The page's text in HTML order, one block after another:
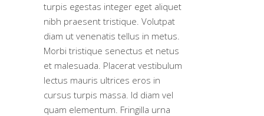
turpis egestas integer eget aliquet
nibh praesent tristique. Volutpat
diam ut venenatis tellus in metus.
Morbi tristique senectus et netus
et malesuada. Placerat vestibulum
lectus mauris ultrices eros in
cursus turpis massa. Id diam vel
quam elementum. Fringilla urna